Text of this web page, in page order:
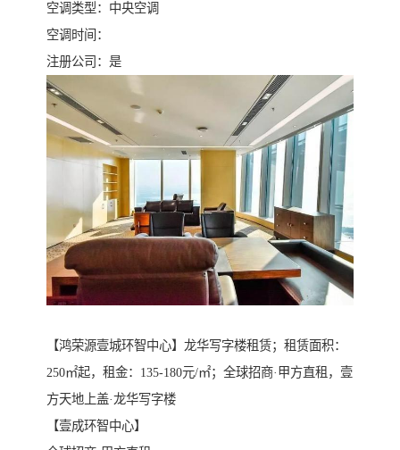
空调类型：中央空调
空调时间：
注册公司：是
【鸿荣源壹城环智中心】龙华写字楼租赁；租赁面积：
250㎡起，租金：135-180元/㎡；全球招商·甲方直租，壹
方天地上盖·龙华写字楼
【壹成环智中心】